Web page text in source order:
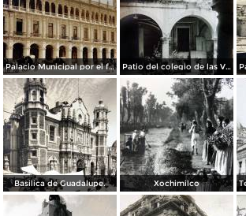
Palacio Municipal por el fotografo Hugo Brehme.. Patio del colegio de las Vizcainas por el fotografo Hugo Brehme.
Basilica de Guadalupe. Xochimilco